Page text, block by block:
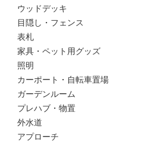
ウッドデッキ
目隠し・フェンス
表札
家具・ペット用グッズ
照明
カーポート・自転車置場
ガーデンルーム
プレハブ・物置
外水道
アプローチ